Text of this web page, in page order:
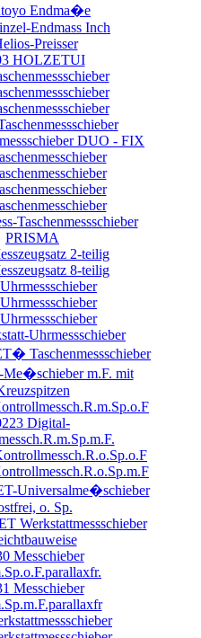
Endma�e
Endmass Inch
Preisser
HOLZETUI
DUO - FIX
Taschenmessschieber
PRISMA
2-teilig
8-teilig
Uhrmessschieber
Taschenmessschieber
m.F. mit
Digital-
Universalme�schieber
o. Sp.
Werkstattmessschieber
Messchieber
Messchieber